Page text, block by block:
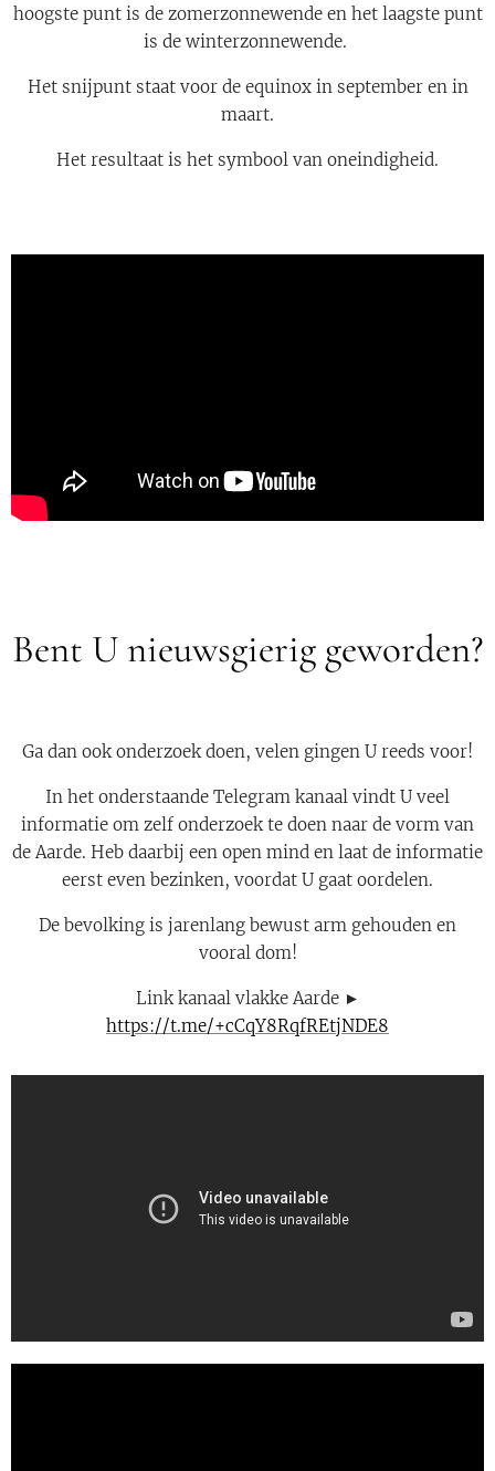
hoogste punt is de zomerzonnewende en het laagste punt
is de winterzonnewende.
Het snijpunt staat voor de equinox in september en in
maart.
Het resultaat is het symbool van oneindigheid.
Bent U nieuwsgierig geworden?
Ga dan ook onderzoek doen, velen gingen U reeds voor!
In het onderstaande Telegram kanaal vindt U veel
informatie om zelf onderzoek te doen naar de vorm van
de Aarde. Heb daarbij een open mind en laat de informatie
eerst even bezinken, voordat U gaat oordelen.
De bevolking is jarenlang bewust arm gehouden en
vooral dom!
Link kanaal vlakke Aarde ►
https://t.me/+cCqY8RqfREtjNDE8